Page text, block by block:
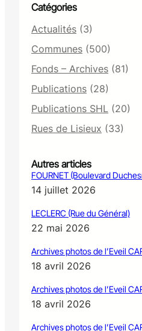
Catégories
Actualités (3)
Communes (500)
Fonds – Archives (81)
Publications (28)
Publications SHL (20)
Rues de Lisieux (33)
Autres articles
FOURNET (Boulevard
14 juillet 2026
LECLERC (Rue du Général)
22 mai 2026
Archives photos de l’Eveil
18 avril 2026
Archives photos de l’Eveil
18 avril 2026
Archives photos de l’Eveil